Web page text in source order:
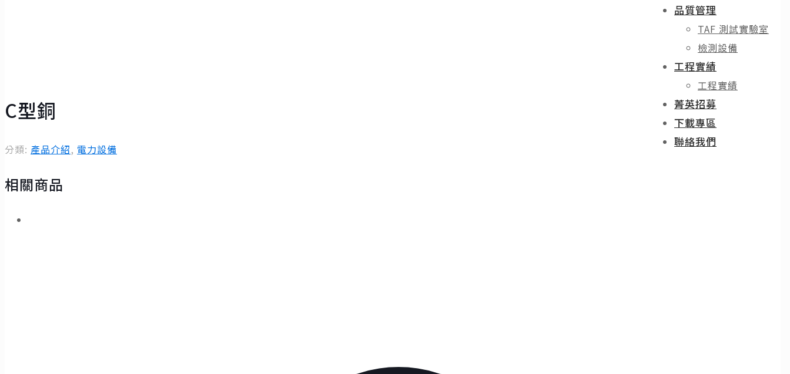
品質管理
TAF 測試實驗室
檢測設備
工程實績
工程實績
菁英招募
下載專區
聯絡我們
C型銅
分類: 產品介紹, 電力設備
相關商品